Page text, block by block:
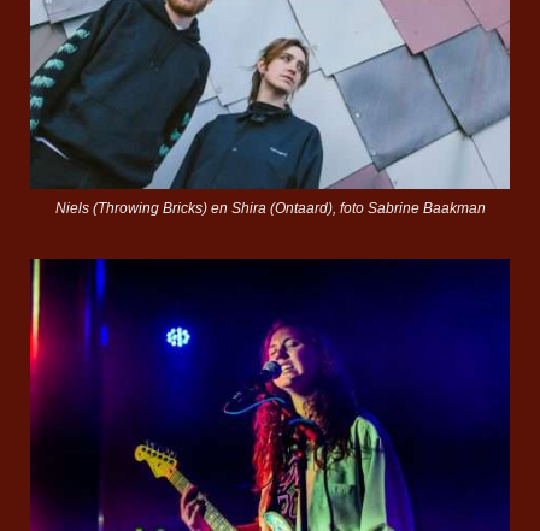
Niels (Throwing Bricks) en Shira (Ontaard), foto Sabrine Baakman